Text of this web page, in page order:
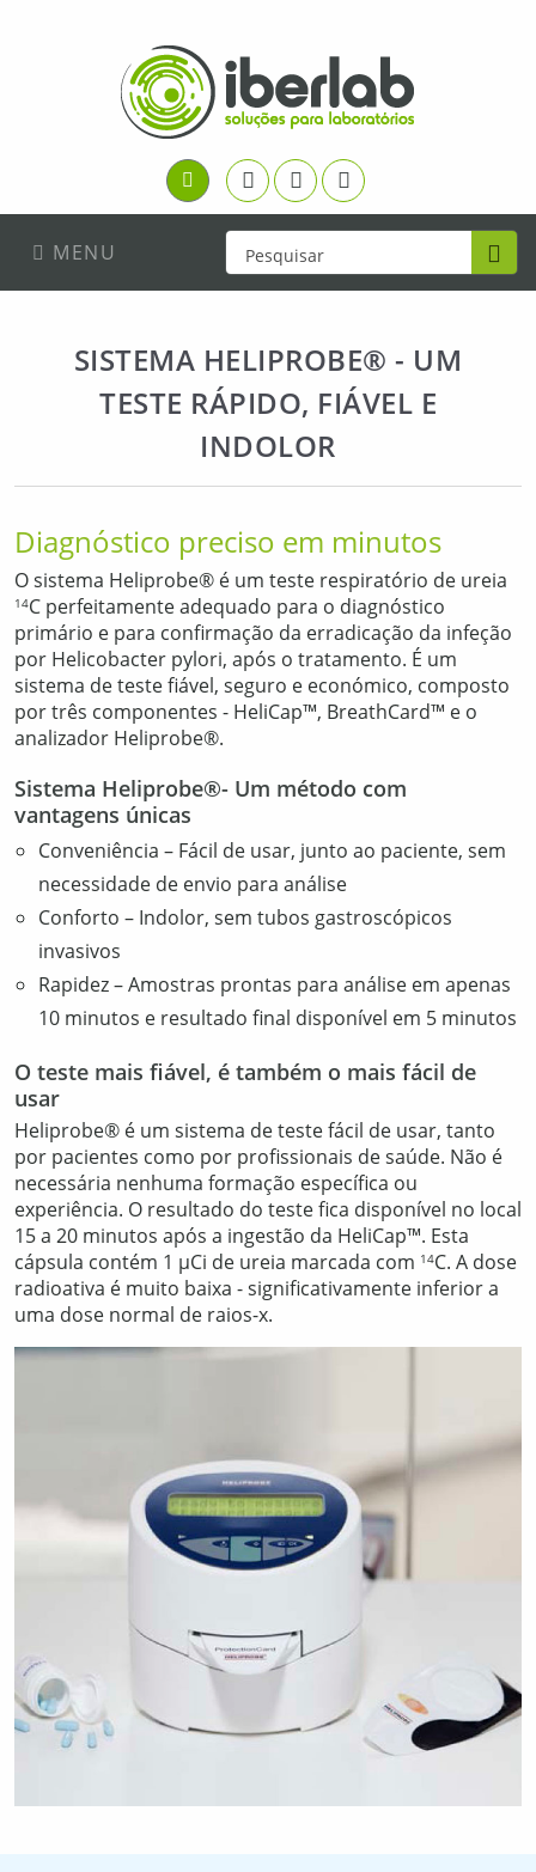
Login FacebookYoutubeLinkedin
MENU
SISTEMA HELIPROBE® - UM
TESTE RÁPIDO, FIÁVEL E
INDOLOR
Diagnóstico preciso em minutos
O sistema Heliprobe® é um teste respiratório de ureia
14C perfeitamente adequado para o diagnóstico
primário e para confirmação da erradicação da infeção
por Helicobacter pylori, após o tratamento. É um
sistema de teste fiável, seguro e económico, composto
por três componentes - HeliCap™, BreathCard™ e o
analizador Heliprobe®.
Sistema Heliprobe®- Um método com
vantagens únicas
Conveniência – Fácil de usar, junto ao paciente, sem
necessidade de envio para análise
Conforto – Indolor, sem tubos gastroscópicos
invasivos
Rapidez – Amostras prontas para análise em apenas
10 minutos e resultado final disponível em 5 minutos
O teste mais fiável, é também o mais fácil de
usar
Heliprobe® é um sistema de teste fácil de usar, tanto
por pacientes como por profissionais de saúde. Não é
necessária nenhuma formação específica ou
experiência. O resultado do teste fica disponível no local
15 a 20 minutos após a ingestão da HeliCap™. Esta
cápsula contém 1 μCi de ureia marcada com 14C. A dose
radioativa é muito baixa - significativamente inferior a
uma dose normal de raios-x.